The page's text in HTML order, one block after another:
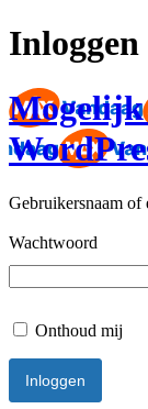
Inloggen
Mogelijk
Gebruikersnaam of
Wachtwoord
Onthoud mij